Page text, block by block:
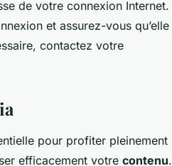
de votre connexion Internet.
et assurez-vous qu’elle
contactez votre
pour profiter pleinement
efficacement votre contenu.